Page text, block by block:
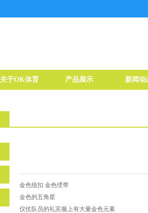
关于OK体育 产品展示 新闻动
金色纽扣 金色绶带
金色的五角星
仪仗队员的礼宾服上有大量金色元素